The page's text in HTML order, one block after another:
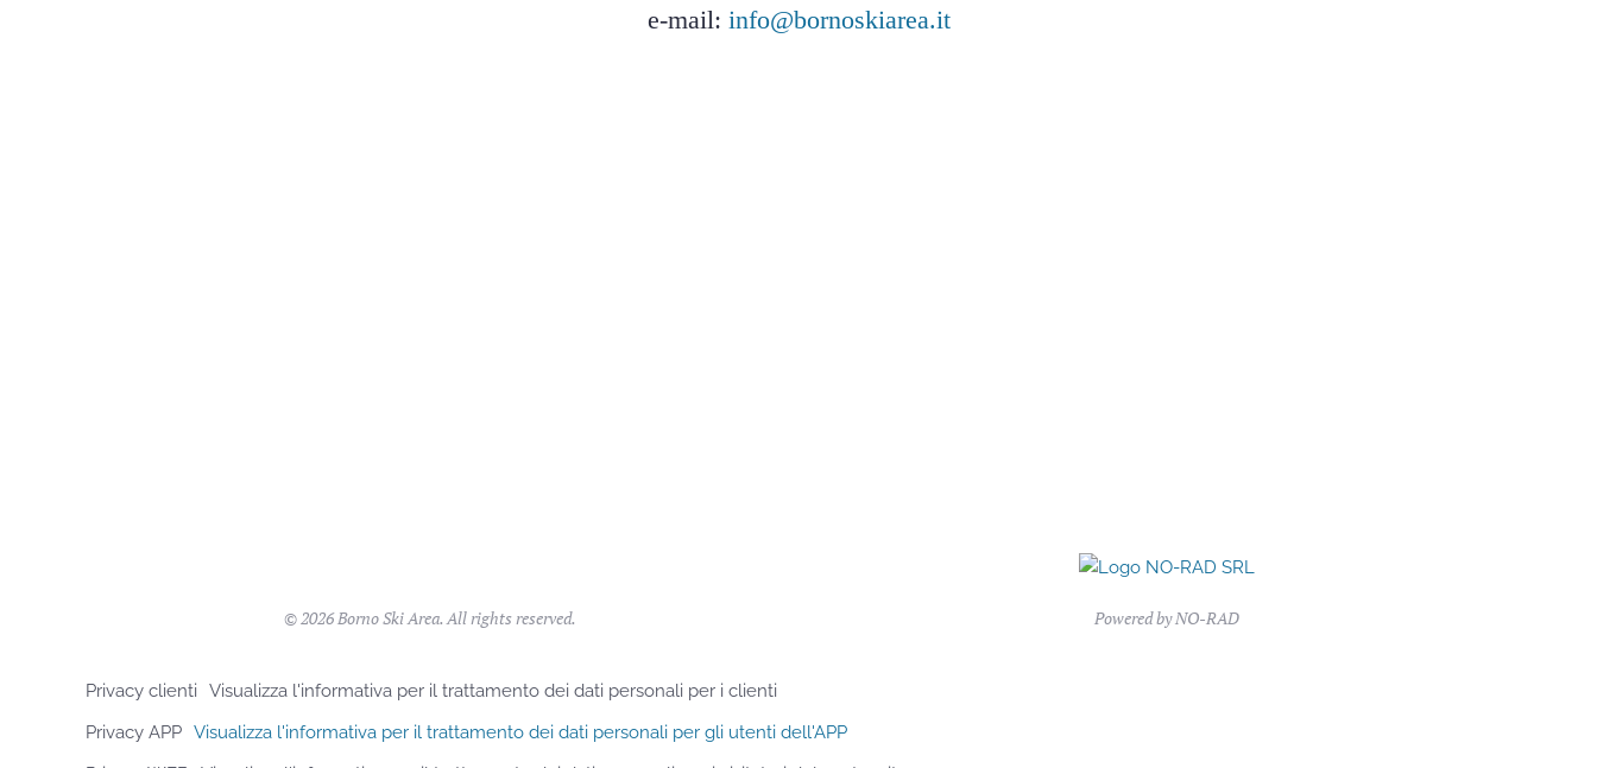
e-mail: info@bornoskiarea.it
©2026Borno Ski Area. All rights reserved. Powered byNO-RAD
Privacy clienti Visualizza l'informativa per il trattamento dei dati personali per i clienti
Privacy APP Visualizza l'informativa per il trattamento dei dati personali per gli utenti dell'APP